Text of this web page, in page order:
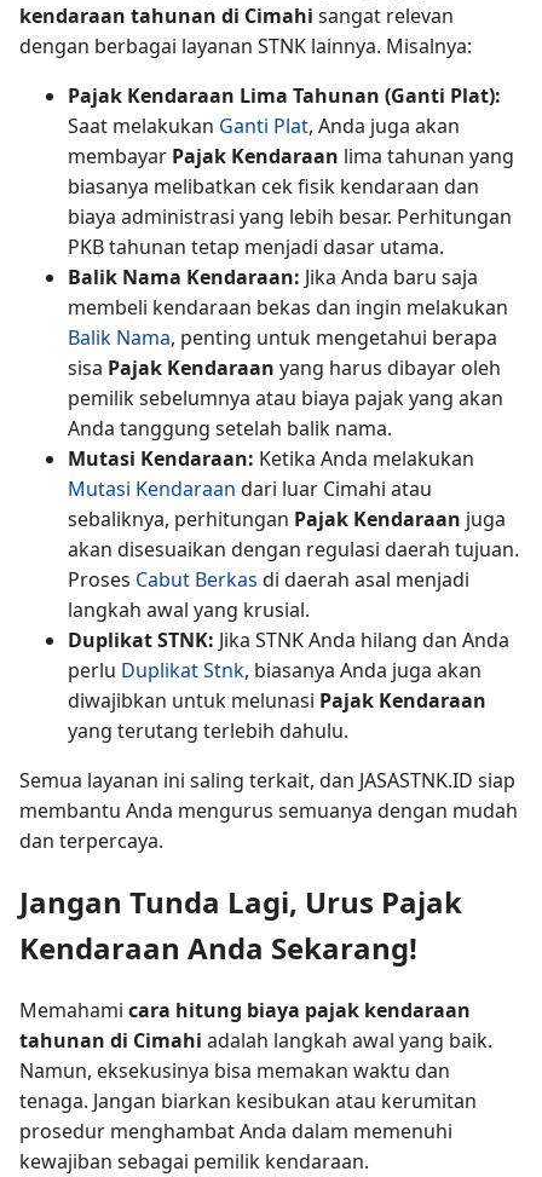
kendaraan tahunan di Cimahi sangat relevan
dengan berbagai layanan STNK lainnya. Misalnya:
Pajak Kendaraan Lima Tahunan (Ganti Plat):
Saat melakukan Ganti Plat, Anda juga akan
membayar Pajak Kendaraan lima tahunan yang
biasanya melibatkan cek fisik kendaraan dan
biaya administrasi yang lebih besar. Perhitungan
PKB tahunan tetap menjadi dasar utama.
Balik Nama Kendaraan: Jika Anda baru saja
membeli kendaraan bekas dan ingin melakukan
Balik Nama, penting untuk mengetahui berapa
sisa Pajak Kendaraan yang harus dibayar oleh
pemilik sebelumnya atau biaya pajak yang akan
Anda tanggung setelah balik nama.
Mutasi Kendaraan: Ketika Anda melakukan
Mutasi Kendaraan dari luar Cimahi atau
sebaliknya, perhitungan Pajak Kendaraan juga
akan disesuaikan dengan regulasi daerah tujuan.
Proses Cabut Berkas di daerah asal menjadi
langkah awal yang krusial.
Duplikat STNK: Jika STNK Anda hilang dan Anda
perlu Duplikat Stnk, biasanya Anda juga akan
diwajibkan untuk melunasi Pajak Kendaraan
yang terutang terlebih dahulu.
Semua layanan ini saling terkait, dan JASASTNK.ID siap
membantu Anda mengurus semuanya dengan mudah
dan terpercaya.
Jangan Tunda Lagi, Urus Pajak
Kendaraan Anda Sekarang!
Memahami cara hitung biaya pajak kendaraan
tahunan di Cimahi adalah langkah awal yang baik.
Namun, eksekusinya bisa memakan waktu dan
tenaga. Jangan biarkan kesibukan atau kerumitan
prosedur menghambat Anda dalam memenuhi
kewajiban sebagai pemilik kendaraan.